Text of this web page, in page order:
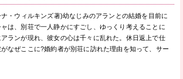
・ウィルキンズ著)幼なじみのアランとの結婚を目前に
は、別荘で一人静かにすごし、ゆっくり考えることに
ランが現れ、彼女の心は千々に乱れた。休日返上で仕
なぜここに?婚約者が別荘に訪れた理由を知って、サー